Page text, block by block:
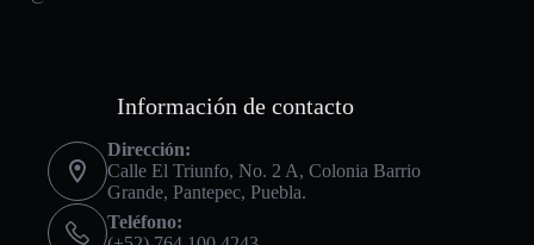
Información de contacto
Dirección:
Calle El Triunfo, No. 2 A, Colonia Barrio
Grande, Pantepec, Puebla.
Teléfono: